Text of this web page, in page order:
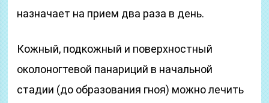
назначает на прием два раза в день.
Кожный, подкожный и поверхностный
околоногтевой панариций в начальной
стадии (до образования гноя) можно лечить